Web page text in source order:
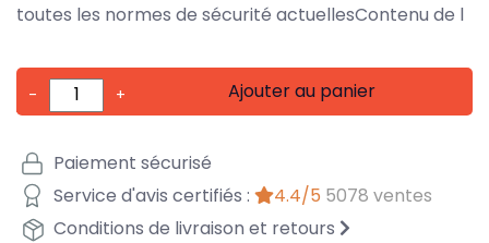
toutes les normes de sécurité actuellesContenu de l
- + Ajouter au panier
Paiement sécurisé
Service d'avis certifiés :
4.4/5 5078 ventes
Conditions de livraison et retours